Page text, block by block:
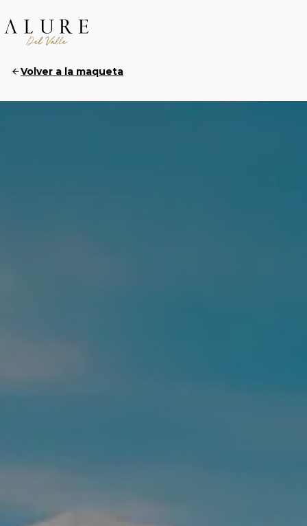
Volver a la maqueta